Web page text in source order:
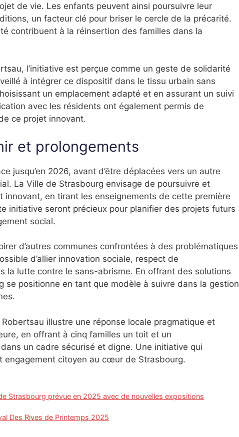
de vie. Les enfants peuvent ainsi poursuivre leur
un facteur clé pour briser le cercle de la précarité.
contribuent à la réinsertion des familles dans la
l’initiative est perçue comme un geste de solidarité
à intégrer ce dispositif dans le tissu urbain sans
un emplacement adapté et en assurant un suivi
avec les résidents ont également permis de
ce projet innovant.
et prolongements
jusqu’en 2026, avant d’être déplacées vers un autre
La Ville de Strasbourg envisage de poursuivre et
innovant, en tirant les enseignements de cette première
initiative seront précieux pour planifier des projets futurs
social.
d’autres communes confrontées à des problématiques
d’allier innovation sociale, respect de
la lutte contre le sans-abrisme. En offrant des solutions
se positionne en tant que modèle à suivre dans la gestion
illustre une réponse locale pragmatique et
en offrant à cinq familles un toit et un
un cadre sécurisé et digne. Une initiative qui
engagement citoyen au cœur de Strasbourg.
Strasbourg prévue en 2025 avec de nouvelles expositions
Des Rives de Printemps 2025